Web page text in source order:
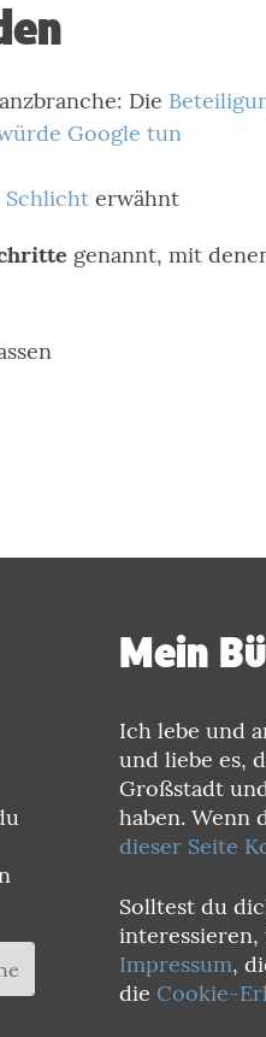
Die
Google tun
Schlichterwähnt
genannt, mit
Mein
Ich lebe und
und liebe es,
Großstadt
haben. Wenn
dieser Seite
Solltest du
interessieren,
Impressum,
die Cookie-